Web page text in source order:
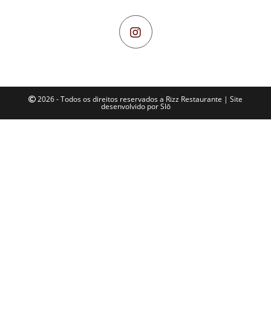
2026 - Todos os direitos reservados a Rizz Restaurante | Site
desenvolvido porSlō